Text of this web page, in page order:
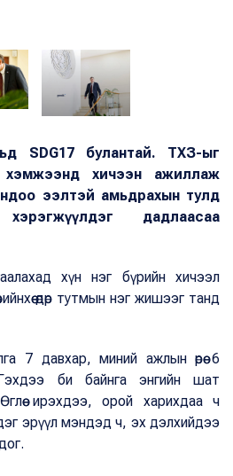
SDG17 булантай. ТХЗ-ыг
хэмжээнд хичээн ажиллаж
ээлтэй амьдрахын тулд
дадлаасаа
хүн нэг бүрийн хичээл
өдөр тутмын нэг жишээг танд
7 давхар, миний ажлын өрөө 6
би байнга энгийн шат
ирэхдээ, орой харихдаа ч
эрүүл мэндэд ч, эх дэлхийдээ